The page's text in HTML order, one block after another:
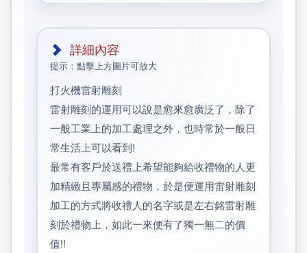
詳細內容
提示：點擊上方圖片可放大
打火機雷射雕刻
雷射雕刻的運用可以說是愈來愈廣泛了，除了
一般工業上的加工處理之外，也時常於一般日
常生活上可以看到!
最常有客戶於送禮上希望能夠給收禮物的人更
加精緻且專屬感的禮物，於是便運用雷射雕刻
加工的方式將收禮人的名字或是左右銘雷射雕
刻於禮物上，如此一來便有了獨一無二的價
值!!